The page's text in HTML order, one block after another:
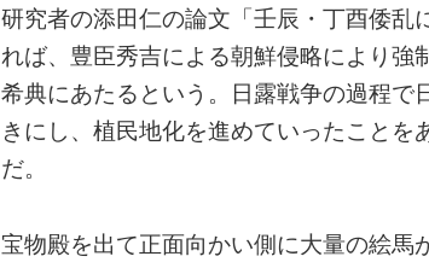
研究者の添田仁の論文「壬辰・丁酉倭乱
れば、豊臣秀吉による朝鮮侵略により強
希典にあたるという。日露戦争の過程で
きにし、植民地化を進めていったこと
だ。
宝物殿を出て正面向かい側に大量の絵馬